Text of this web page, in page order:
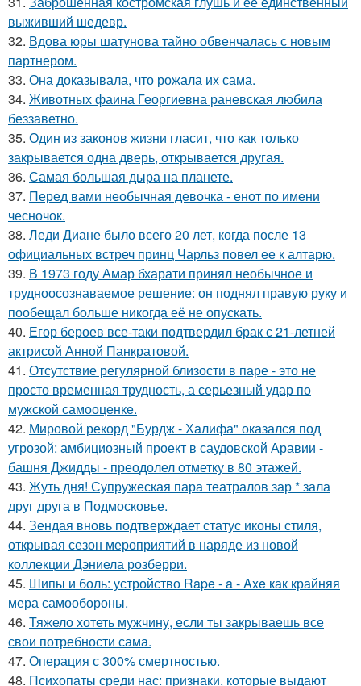
выживший шедевр.
32. Вдова юры шатунова тайно обвенчалась с новым
партнером.
33. Она доказывала, что рожала их сама.
34. Животных фаина Георгиевна раневская любила
беззаветно.
35. Один из законов жизни гласит, что как только
закрывается одна дверь, открывается другая.
36. Самая большая дыра на планете.
37. Перед вами необычная девочка - енот по имени
чесночок.
38. Леди Диане было всего 20 лет, когда после 13
официальных встреч принц Чарльз повел ее к алтарю.
39. В 1973 году Амар бхарати принял необычное и
трудноосознаваемое решение: он поднял правую руку и
пообещал больше никогда её не опускать.
40. Егор бероев все-таки подтвердил брак с 21-летней
актрисой Анной Панкратовой.
41. Отсутствие регулярной близости в паре - это не
просто временная трудность, а серьезный удар по
мужской самооценке.
42. Мировой рекорд "Бурдж - Халифа" оказался под
угрозой: амбициозный проект в саудовской Аравии -
башня Джидды - преодолел отметку в 80 этажей.
43. Жуть дня! Супружеская пара театралов зар * зала
друг друга в Подмосковье.
44. Зендая вновь подтверждает статус иконы стиля,
открывая сезон мероприятий в наряде из новой
коллекции Дэниела розберри.
45. Шипы и боль: устройство Rape - a - Axe как крайняя
мера самообороны.
46. Тяжело хотеть мужчину, если ты закрываешь все
свои потребности сама.
47. Операция с 300% смертностью.
48. Психопаты среди нас: признаки, которые выдают